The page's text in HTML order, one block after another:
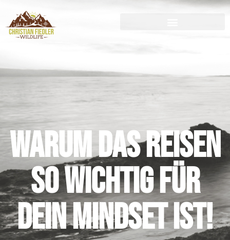
Warum das Reisen
so wichtig für
dein Mindset ist!